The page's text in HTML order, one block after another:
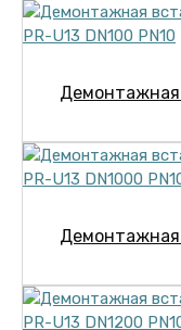
Демонтажная
Демонтажная